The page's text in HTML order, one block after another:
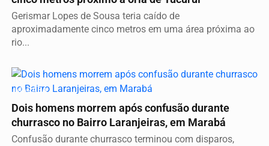
Gerismar Lopes de Sousa teria caído de
aproximadamente cinco metros em uma área próxima ao
rio...
MARABÁ
Dois homens morrem após confusão durante
churrasco no Bairro Laranjeiras, em Marabá
Confusão durante churrasco terminou com disparos,